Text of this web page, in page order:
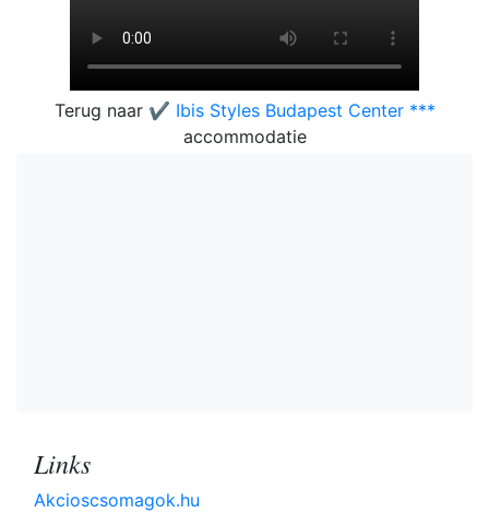
Terug naar ✔️ Ibis Styles Budapest Center ***
accommodatie
Links
Akcioscsomagok.hu